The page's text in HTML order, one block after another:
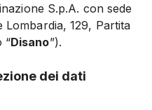
S.p.A. con sede
129, Partita
“Disano”).
dei dati